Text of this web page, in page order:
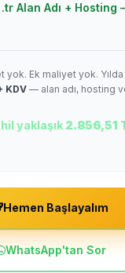
Alan Adı + Hosting
yok. Ek maliyet yok.
KDV— alan adı, hosting
yaklaşık 2.856,51
Hemen Başlayalım
WhatsApp'tan Sor